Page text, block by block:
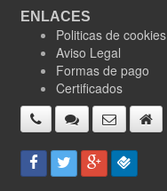
ENLACES
Politicas de cookies
Aviso Legal
Formas de pago
Certificados